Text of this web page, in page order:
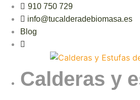
contenido
910 750 729
info@tucalderadebiomasa.es
Blog
Calderas y